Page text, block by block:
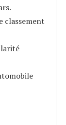
classement